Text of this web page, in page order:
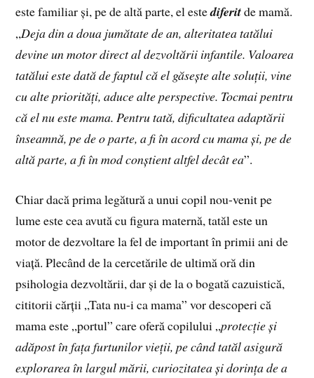
este familiar și, pe de altă parte, el estediferitde mamă.
„Deja din a doua jumătate de an, alteritatea tatălui
devine un motor direct al dezvoltării infantile. Valoarea
tatălui este dată de faptul că el găsește alte soluții, vine
cu alte priorități, aduce alte perspective. Tocmai pentru
că el nu este mama. Pentru tată, dificultatea adaptării
înseamnă, pe de o parte, a fi în acord cu mama și, pe de
altă parte, a fi în mod conștient altfel decât ea”.
Chiar dacă prima legătură a unui copil nou-venit pe
lume este cea avută cu figura maternă, tatăl este un
motor de dezvoltare la fel de important în primii ani de
viață. Plecând de la cercetările de ultimă oră din
psihologia dezvoltării, dar și de la o bogată cazuistică,
cititorii cărții „Tata nu-i ca mama” vor descoperi că
mama este „portul” care oferă copilului „protecție și
adăpost în fața furtunilor vieții, pe când tatăl asigură
explorarea în largul mării, curiozitatea și dorința de a